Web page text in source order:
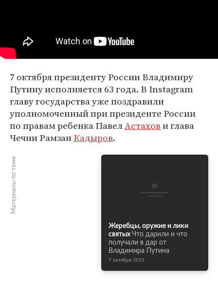
7 октября президенту России Владимиру
Путину исполняется 63 года. В Instagram
главу государства уже поздравили
уполномоченный при президенте России
по правам ребенка ПавелАстахови глава
Чечни РамзанКадыров.
Материалы по теме
Жеребцы, оружие и лики
святых Что дарили и что
получали в дар от
Владимира Путина
7 октября 2015